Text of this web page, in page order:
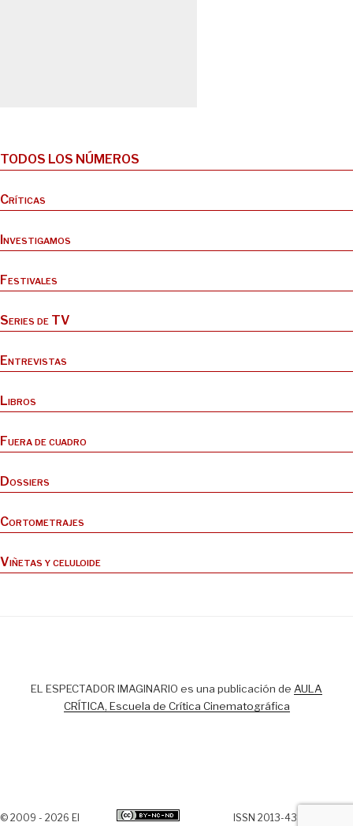
TODOS LOS NÚMEROS
Críticas
Investigamos
Festivales
Series de TV
Entrevistas
Libros
Fuera de cuadro
Dossiers
Cortometrajes
Viñetas y celuloide
EL ESPECTADOR IMAGINARIO es una publicación de AULA
CRÍTICA, Escuela de Crítica Cinematográfica
© 2009 - 2026 El ISSN 2013-438X